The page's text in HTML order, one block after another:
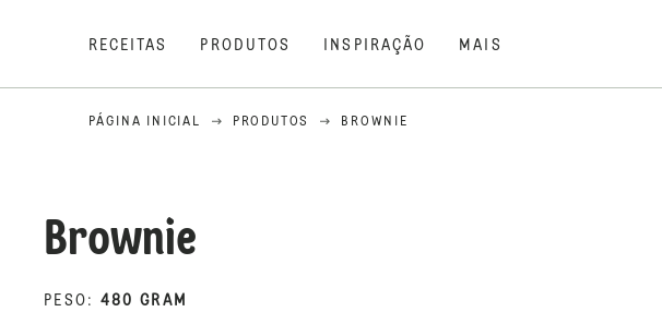
RECEITAS PRODUTOS INSPIRAÇÃO MAIS
PÁGINA INICIAL PRODUTOS BROWNIE
Brownie
PESO : 480 GRAM